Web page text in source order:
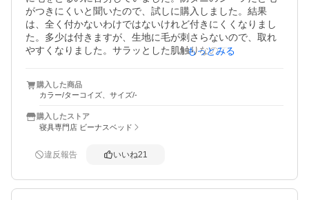
がつきにくいと聞いたので、試しに購入しました。結果
は、全く付かないわけではないけれど付きにくくなりまし
た。多少は付きますが、生地に毛が刺さらないので、取れ
やすくなりました。サラッとした肌触りなので、寝心地も
す。濃い色より薄い色の方がシワになりやすいように思い
ます。縫製もやや雑かもしれません。でも、価格を考えれ
ば妥当なのではないでしょうか。
同じような商品がある中で、こちらの色味が好みだったの
今回掛け布団カバーと枕カバーを購入しましたが、布団カ
開梱に刃物は使っていないので、梱包前に切れていたのだ
もっとみる
購入した商品
カラー/ターコイズ、サイズ/-
購入したストア
寝具専門店 ビーナスベッド
違反報告 いいね21